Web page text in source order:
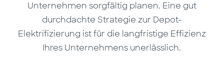
Unternehmen sorgfältig planen. Eine gut
durchdachte Strategie zur Depot-
Elektrifizierung ist für die langfristige Effizienz
Ihres Unternehmens unerlässlich.